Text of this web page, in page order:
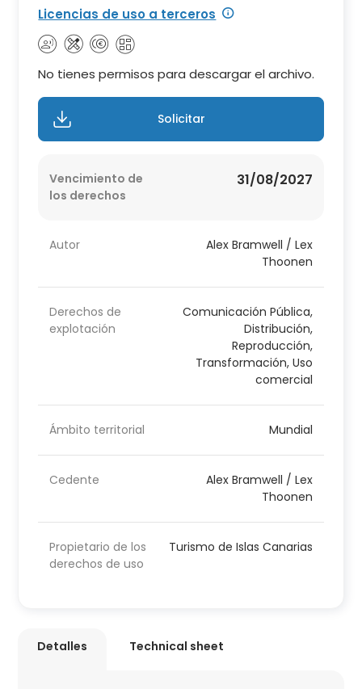
Licencias de uso a terceros
No tienes permisos para descargar el archivo.
Solicitar
Vencimiento de
los derechos
31/08/2027
Autor
Alex Bramwell / Lex
Thoonen
Derechos de
explotación
Comunicación Pública,
Distribución,
Reproducción,
Transformación, Uso
comercial
Ámbito territorial Mundial
Cedente
Alex Bramwell / Lex
Thoonen
Propietario de los
derechos de uso
Turismo de Islas Canarias
Detalles Technical sheet